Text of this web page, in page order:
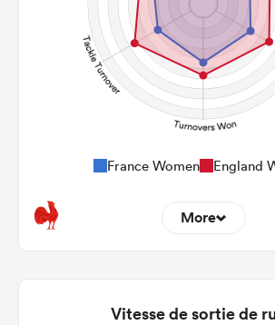
France Women England
More
Tackles Made
Vitesse de sortie de